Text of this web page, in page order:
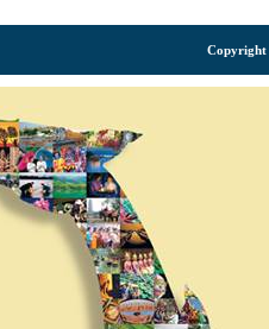
Copyright